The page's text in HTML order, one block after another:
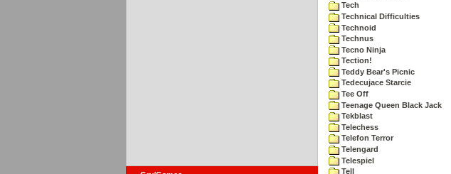
Tech
Technical Difficulties
Technoid
Technus
Tecno Ninja
Tection!
Teddy Bear's Picnic
Tedecujace Starcie
Tee Off
Teenage Queen Black Jack
Tekblast
Telechess
Telefon Terror
Telengard
Telespiel
Tell